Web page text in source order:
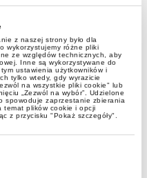
z naszej strony było dla
wykorzystujemy różne pliki
ze względów technicznych, aby
Inne są wykorzystywane do
ustawienia użytkowników i
tylko wtedy, gdy wyrazicie
na wszystkie pliki cookie" lub
„Zezwól na wybór”. Udzielone
spowoduje zaprzestanie zbierania
temat plików cookie i opcji
z przycisku "Pokaż szczegóły".
hybrid)